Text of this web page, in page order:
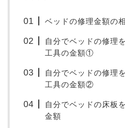
ベッドの修理金額の
自分でベッドの修理
工具の金額①
自分でベッドの修理
工具の金額②
自分でベッドの床板
金額